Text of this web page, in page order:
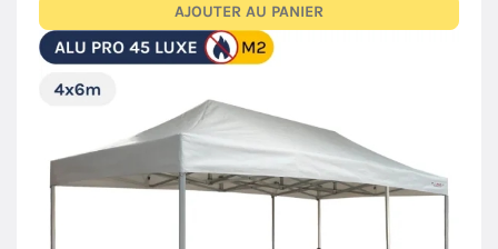
AJOUTER AU PANIER